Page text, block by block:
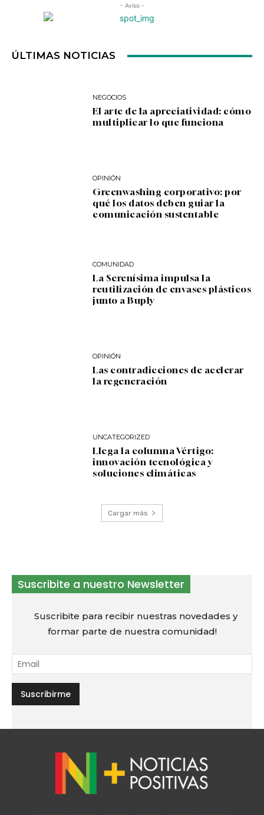
- Aviso -
ÚLTIMAS NOTICIAS
NEGOCIOS
El arte de la apreciatividad: cómo
multiplicar lo que funciona
OPINIÓN
Greenwashing corporativo: por
qué los datos deben guiar la
comunicación sustentable
COMUNIDAD
La Serenísima impulsa la
reutilización de envases plásticos
junto a Buply
OPINIÓN
Las contradicciones de acelerar
la regeneración
UNCATEGORIZED
Llega la columna Vértigo:
innovación tecnológica y
soluciones climáticas
Cargar más
Suscribite a nuestro Newsletter
Suscribite para recibir nuestras novedades y
formar parte de nuestra comunidad!